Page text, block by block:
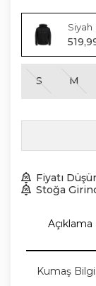
Siyah
519,
S M
Fiyatı
Stoğa
Açıklama
Kumaş